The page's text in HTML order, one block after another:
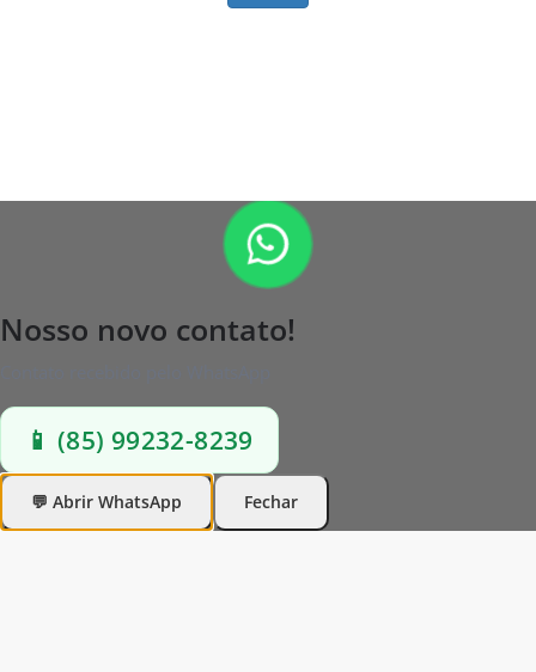
Nosso novo contato!
📱 (85) 99232-8239
💬 Abrir WhatsApp Fechar